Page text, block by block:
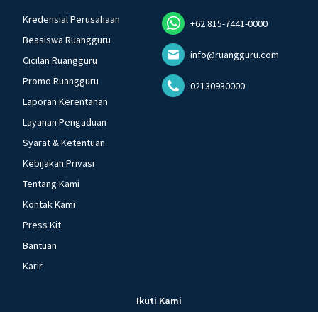
Kredensial Perusahaan
Beasiswa Ruangguru
Cicilan Ruangguru
Promo Ruangguru
Laporan Kerentanan
Layanan Pengaduan
Syarat & Ketentuan
Kebijakan Privasi
Tentang Kami
Kontak Kami
Press Kit
Bantuan
Karir
+62 815-7441-0000
info@ruangguru.com
02130930000
Ikuti Kami